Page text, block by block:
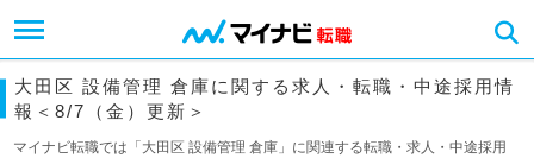
大田区 設備管理 倉庫に関する求人・転職・中途採用情
報＜8/7（金）更新＞
マイナビ転職では「大田区 設備管理 倉庫」に関連する転職・求人・中途採用